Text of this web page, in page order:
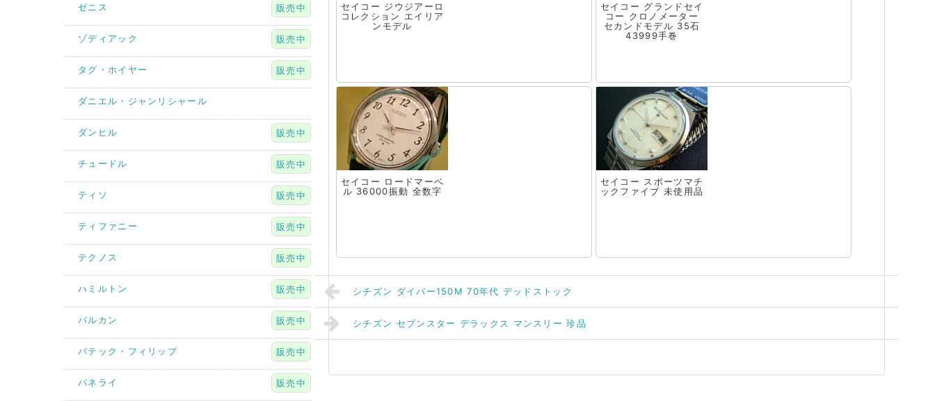
セイコー ジウジアーロ
コレクション エイリア
ンモデル
セイコー グランドセイ
コー クロノメーター
セカンドモデル 35石
43999手巻
セイコー ロードマーベ
ル 36000振動 全数字
セイコー スポーツマチ
ックファイブ 未使用品
シチズン ダイバー150M 70年代 デッドストック
シチズン セブンスター デラックス マンスリー 珍品
ゼニス 販売中
ゾディアック 販売中
タグ・ホイヤー 販売中
ダニエル・ジャンリシャール
ダンヒル 販売中
チュードル 販売中
ティソ 販売中
ティファニー 販売中
テクノス 販売中
ハミルトン 販売中
バルカン 販売中
パテック・フィリップ 販売中
パネライ 販売中